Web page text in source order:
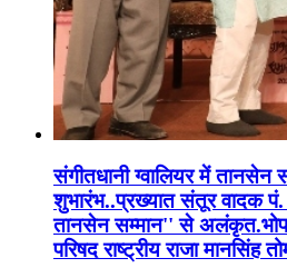
संगीतधानी ग्वालियर में तानसेन
शुभारंभ..प्रख्यात संतूर वादक पं.
तानसेन सम्मान'' से
परिषद राष्ट्रीय राजा मानसिंह